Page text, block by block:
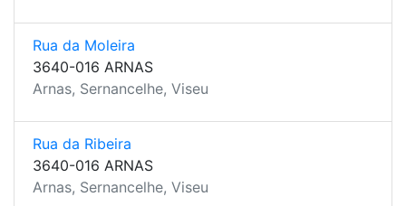
Rua da Moleira
3640-016 ARNAS
Arnas, Sernancelhe, Viseu
Rua da Ribeira
3640-016 ARNAS
Arnas, Sernancelhe, Viseu